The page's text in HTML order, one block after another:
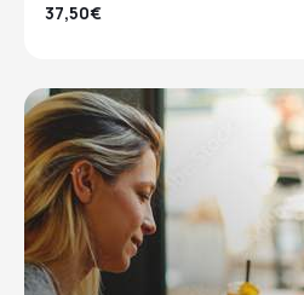
37,50€